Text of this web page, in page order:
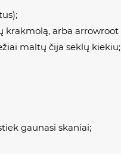
krakmolą, arba arrowroot
maltų čija sėklų kiekiu;
gaunasi skaniai;